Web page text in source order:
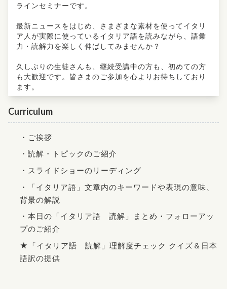
ラインセミナーです。
最新ニュースをはじめ、さまざまな素材を使ってイタリ
ア人が実際に使っているイタリア語を読みながら、語彙
力・読解力を楽しく伸ばしてみませんか？
久しぶりの生徒さんも、継続受講中の方も、初めての方
も大歓迎です。皆さまのご参加を心よりお待ちしており
ます。
Curriculum
・ご挨拶
・読解・トピックのご紹介
・スライドショーのリーディング
・「イタリア語」文章内のキーワードや表現の意味、
背景の解説
・本日の「イタリア語 読解」まとめ・フォローアッ
プのご紹介
★「イタリア語 読解」理解度チェック クイズ＆日本
語訳の提供